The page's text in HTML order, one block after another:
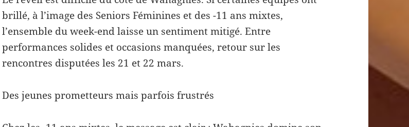
brillé, à l’image des Seniors Féminines et des -11 ans mixtes,
l’ensemble du week-end laisse un sentiment mitigé. Entre
performances solides et occasions manquées, retour sur les
rencontres disputées les 21 et 22 mars.
Des jeunes prometteurs mais parfois frustrés